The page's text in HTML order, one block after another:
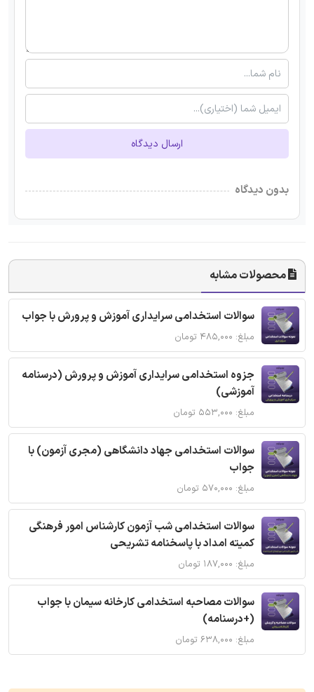
ارسال دیدگاه
بدون دیدگاه
محصولات مشابه
سوالات استخدامی سرایداری آموزش و پرورش با جواب
مبلغ: ۴۸۵,۰۰۰ تومان
جزوه استخدامی سرایداری آموزش و پرورش (درسنامه
آموزشی)
مبلغ: ۵۵۳,۰۰۰ تومان
سوالات استخدامی جهاد دانشگاهی (مجری آزمون) با
جواب
مبلغ: ۵۷۰,۰۰۰ تومان
سوالات استخدامی شب آزمون کارشناس امور فرهنگی
کمیته امداد با پاسخنامه تشریحی
مبلغ: ۱۸۷,۰۰۰ تومان
سوالات مصاحبه استخدامی کارخانه سیمان با جواب
(+درسنامه)
مبلغ: ۶۳۸,۰۰۰ تومان